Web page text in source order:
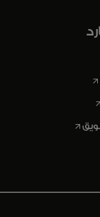
opens in a
opens in a new
opens in a new
opens in a new tab
opens in a new